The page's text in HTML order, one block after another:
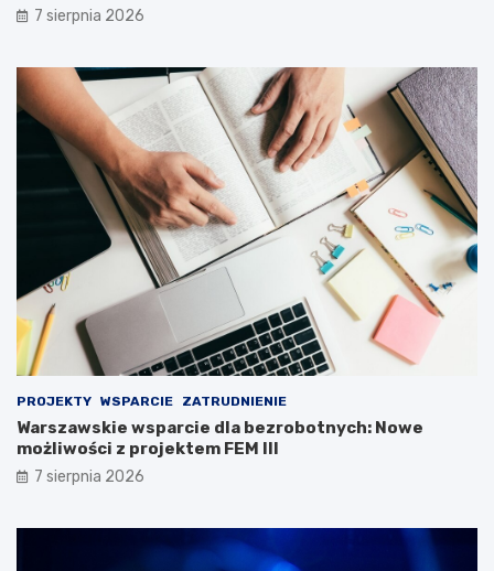
7 sierpnia 2026
PROJEKTY WSPARCIE ZATRUDNIENIE
Warszawskie wsparcie dla bezrobotnych: Nowe
możliwości z projektem FEM III
7 sierpnia 2026